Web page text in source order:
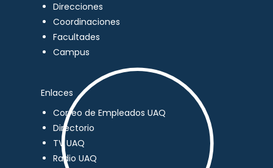
Direcciones
Coordinaciones
Facultades
Campus
Enlaces
Correo de Empleados UAQ
Directorio
TV UAQ
Radio UAQ